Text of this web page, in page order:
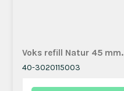
Voks refill Natur 45 mm.
40-3020115003